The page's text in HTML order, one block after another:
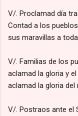
V/. Proclamad día
Contad a los
sus maravillas a
V/. Familias de los
aclamad la gloria y
aclamad la gloria del
V/. Postraos ante el